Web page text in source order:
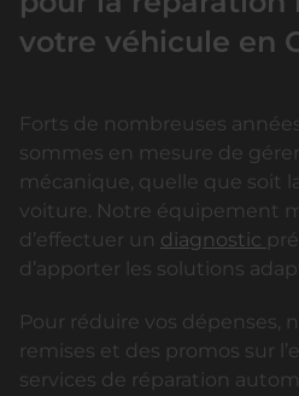
votre véhicule en
Forts de nombreuses
sommes en mesure de
mécanique, quelle que soit
voiture. Notre équipement
d’effectuer un diagnostic
d’apporter les solutions
Pour réduire vos dépenses,
remises et des promos sur
services de réparation